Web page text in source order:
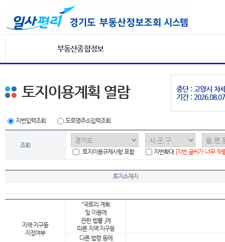
부동산종합정보
중단 : 고양시 차
기간 :
토지이용계획 열람
지번입력조회 도로명주소입력조회
조회
토지이용규제사항 포함
지번확대 [지번 글씨가 너무 작
토지소재지
지역·지구등
지정여부
「국토의 계획
및 이용에
관한 법률 」에
따른 지역·지구등
다른 법령 등에